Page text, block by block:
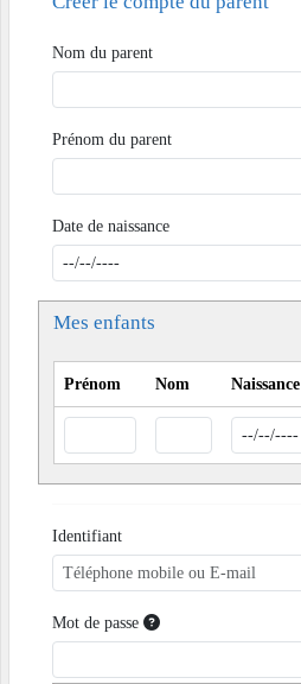
Nom du parent
Prénom du parent
Date de naissance
Mes enfants
Prénom Nom Naissance
Identifiant
Mot de passe